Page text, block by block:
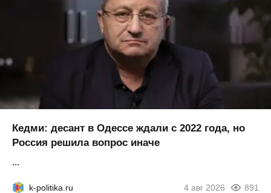
Кедми: десант в Одессе ждали с 2022 года, но
Россия решила вопрос иначе
...
k-politika.ru 4 авг 2026 891